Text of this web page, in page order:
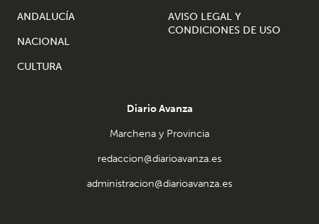
ANDALUCÍA
NACIONAL
CULTURA
AVISO LEGAL Y
CONDICIONES DE USO
Diario Avanza
Marchena y Provincia
redaccion@diarioavanza.es
administracion@diarioavanza.es